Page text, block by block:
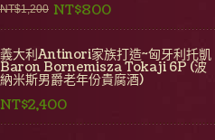
NT$1,200 NT$800
義大利Antinori家族打造~匈牙利托凱
Baron Bornemisza Tokaji 6P (波
納米斯男爵老年份貴腐酒)
NT$2,400